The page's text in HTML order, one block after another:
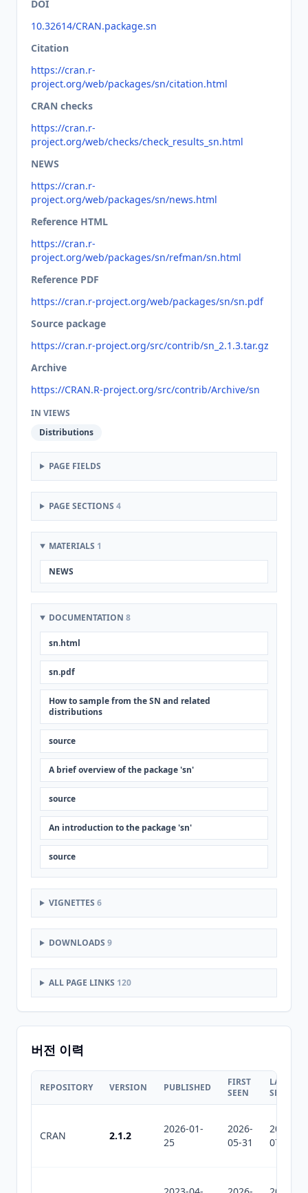
DOI
10.32614/CRAN.package.sn
Citation
https://cran.r-
project.org/web/packages/sn/citation.html
CRAN checks
https://cran.r-
project.org/web/checks/check_results_sn.html
NEWS
https://cran.r-
project.org/web/packages/sn/news.html
Reference HTML
https://cran.r-
project.org/web/packages/sn/refman/sn.html
Reference PDF
https://cran.r-project.org/web/packages/sn/sn.pdf
Source package
https://cran.r-project.org/src/contrib/sn_2.1.3.tar.gz
Archive
https://CRAN.R-project.org/src/contrib/Archive/sn
IN VIEWS
Distributions
PAGE FIELDS
PAGE SECTIONS 4
MATERIALS 1
NEWS
DOCUMENTATION 8
sn.html
sn.pdf
How to sample from the SN and related
distributions
source
A brief overview of the package 'sn'
source
An introduction to the package 'sn'
source
VIGNETTES 6
DOWNLOADS 9
ALL PAGE LINKS 120
버전 이력
REPOSITORY VERSION PUBLISHED
FIRST
SEEN
LAST
SEEN
CRAN 2.1.2
2026-01-
25
2026-
05-31
2026-
07-29